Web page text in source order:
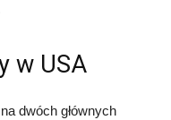
w USA
dwóch głównych